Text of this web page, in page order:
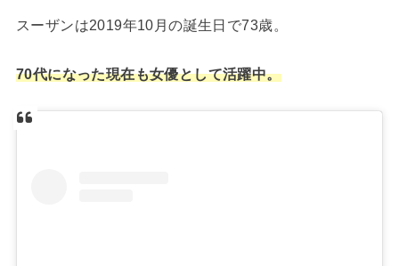
スーザンは2019年10月の誕生日で73歳。
70代になった現在も女優として活躍中。